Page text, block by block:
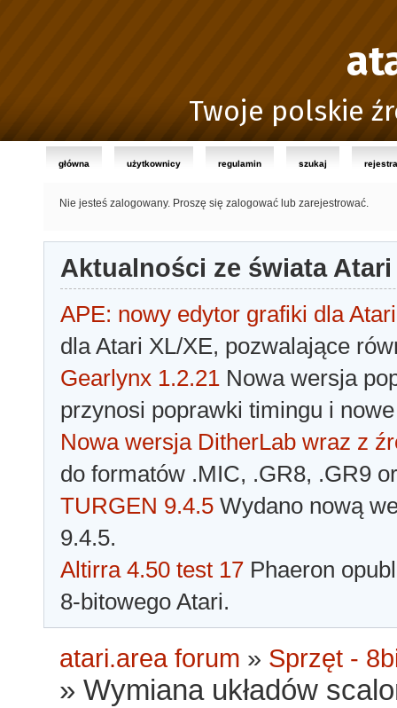
Twoje polskie
główna użytkownicy regulamin szukaj
Nie jesteś zalogowany. Proszę się zalogować lub zarejestrować.
Aktualności ze świata Atari
APE: nowy edytor grafiki dla Atari
dla Atari XL/XE, pozwalające
Gearlynx 1.2.21 Nowa wersja
przynosi poprawki timingu i
Nowa wersja DitherLab wraz z
do formatów .MIC, .GR8, .GR9
TURGEN 9.4.5 Wydano nową
9.4.5.
Altirra 4.50 test 17 Phaeron
8-bitowego Atari.
atari.area forum » Sprzęt -
»Wymiana układów